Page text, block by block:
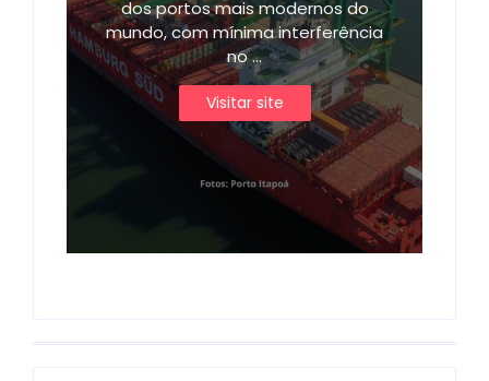
dos portos mais modernos do
mundo, com mínima interferência
no ...
Visitar site